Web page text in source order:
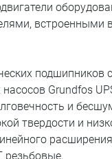
встроенными
подшипников
Grundfos
и
твердости и
резьбовые.